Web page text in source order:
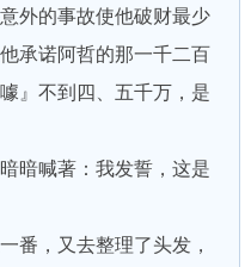
外的事故使他破财最少
承诺阿哲的那一千二百
』不到四、五千万，是
喊著：我发誓，这是
，又去整理了头发，